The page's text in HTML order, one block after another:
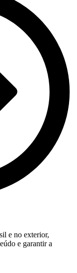
e no exterior,
e garantir a